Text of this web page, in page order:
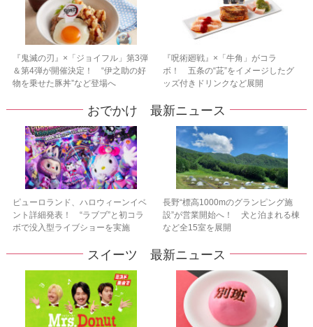
『鬼滅の刃』×「ジョイフル」第3弾
＆第4弾が開催決定！ “伊之助の好
物を乗せた豚丼”など登場へ
『呪術廻戦』×「牛角」がコラ
ボ！ 五条の“茈”をイメージしたグ
ッズ付きドリンクなど展開
おでかけ 最新ニュース
ピューロランド、ハロウィーンイベ
ント詳細発表！ “ラブブ”と初コラ
ボで没入型ライブショーを実施
長野“標高1000mのグランピング施
設”が営業開始へ！ 犬と泊まれる棟
など全15室を展開
スイーツ 最新ニュース